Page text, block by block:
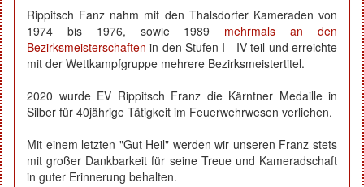
Rippitsch Fanz nahm mit den Thalsdorfer Kameraden von
1974 bis 1976, sowie 1989 mehrmals an den
Bezirksmeisterschaften in den Stufen I - IV teil und erreichte
mit der Wettkampfgruppe mehrere Bezirksmeistertitel.
2020 wurde EV Rippitsch Franz die Kärntner Medaille in
Silber für 40jährige Tätigkeit im Feuerwehrwesen verliehen.
Mit einem letzten "Gut Heil" werden wir unseren Franz stets
mit großer Dankbarkeit für seine Treue und Kameradschaft
in guter Erinnerung behalten.